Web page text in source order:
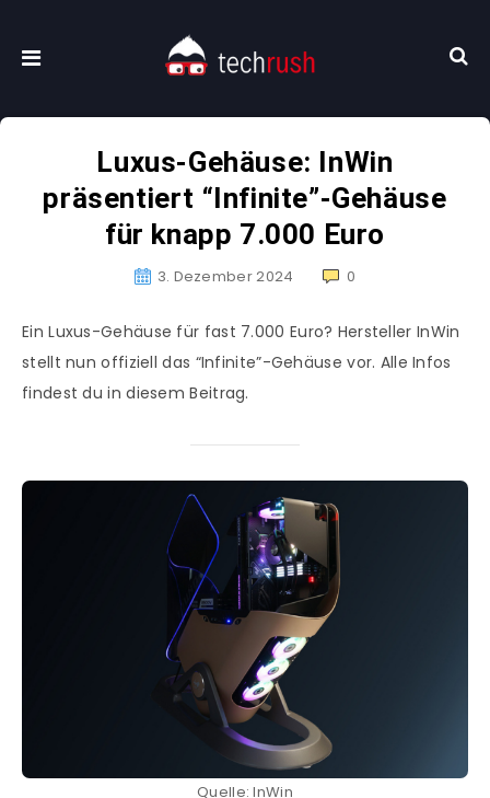
Luxus-Gehäuse: InWin
präsentiert “Infinite”-Gehäuse
für knapp 7.000 Euro
3. Dezember 2024 0
Ein Luxus-Gehäuse für fast 7.000 Euro? Hersteller InWin
stellt nun offiziell das “Infinite”-Gehäuse vor. Alle Infos
findest du in diesem Beitrag.
Quelle: InWin